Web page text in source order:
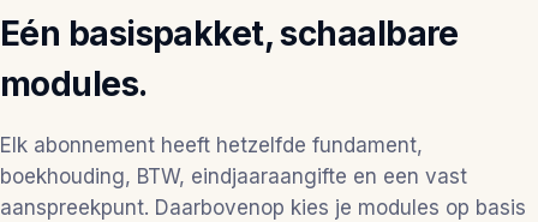
Eén basispakket, schaalbare
modules.
Elk abonnement heeft hetzelfde fundament,
boekhouding, BTW, eindjaaraangifte en een vast
aanspreekpunt. Daarbovenop kies je modules op basis